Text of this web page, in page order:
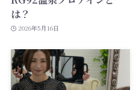
は？
2026年5月16日